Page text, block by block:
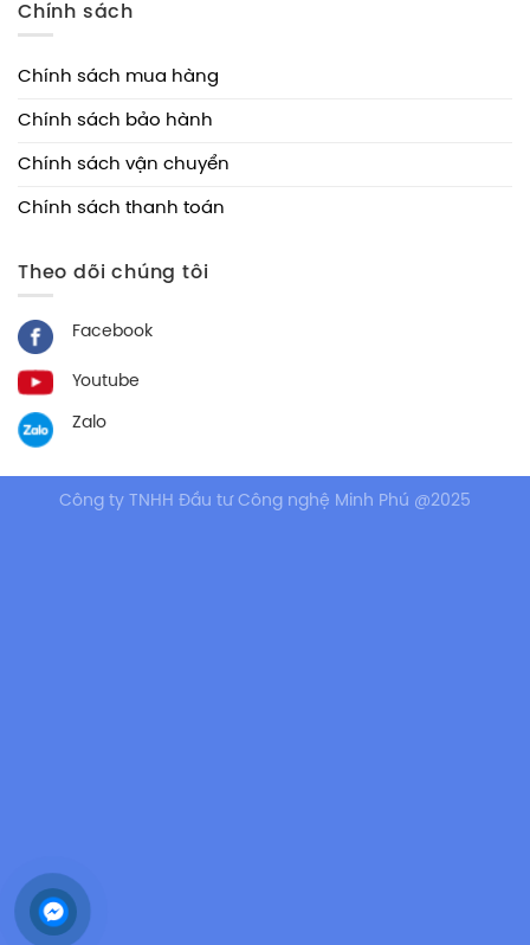
Chính sách
Chính sách mua hàng
Chính sách bảo hành
Chính sách vận chuyển
Chính sách thanh toán
Theo dõi chúng tôi
Facebook
Youtube
Zalo
Công ty TNHH Đầu tư Công nghệ Minh Phú @2025